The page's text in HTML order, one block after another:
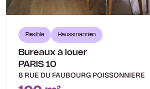
Flexible Haussmannien
Bureaux à louer
PARIS 10
8 RUE DU FAUBOURG POISSONNIERE